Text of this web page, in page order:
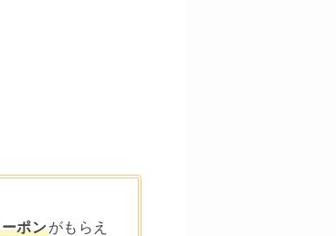
ポンがもらえ